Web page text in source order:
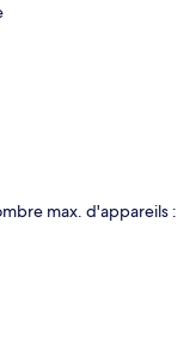
max. d'appareils :